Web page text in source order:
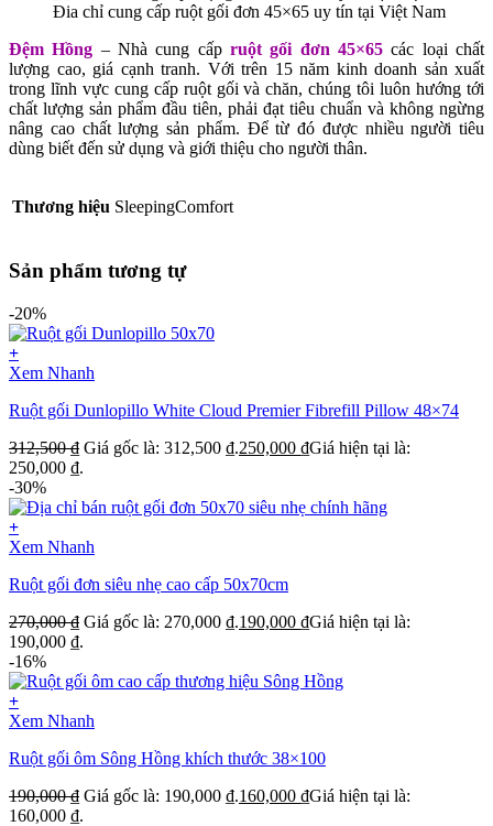
Đia chỉ cung cấp ruột gối đơn 45×65 uy tín tại Việt Nam
Đệm Hồng – Nhà cung cấpruột gối đơn 45×65 các loại chất
lượng cao, giá cạnh tranh. Với trên 15 năm kinh doanh sản xuất
trong lĩnh vực cung cấp ruột gối và chăn, chúng tôi luôn hướng tới
chất lượng sản phẩm đầu tiên, phải đạt tiêu chuẩn và không ngừng
nâng cao chất lượng sản phẩm. Để từ đó được nhiều người tiêu
dùng biết đến sử dụng và giới thiệu cho người thân.
Thương hiệu SleepingComfort
Sản phẩm tương tự
-20%
+
Xem Nhanh
Ruột gối Dunlopillo White Cloud Premier Fibrefill Pillow 48×74
312,500₫ Giá gốc là: 312,500 ₫.250,000 ₫Giá hiện tại là:
250,000 ₫.
-30%
+
Xem Nhanh
Ruột gối đơn siêu nhẹ cao cấp 50x70cm
270,000₫ Giá gốc là: 270,000 ₫.190,000 ₫Giá hiện tại là:
190,000 ₫.
-16%
+
Xem Nhanh
Ruột gối ôm Sông Hồng khích thước 38×100
190,000₫ Giá gốc là: 190,000 ₫.160,000 ₫Giá hiện tại là:
160,000 ₫.